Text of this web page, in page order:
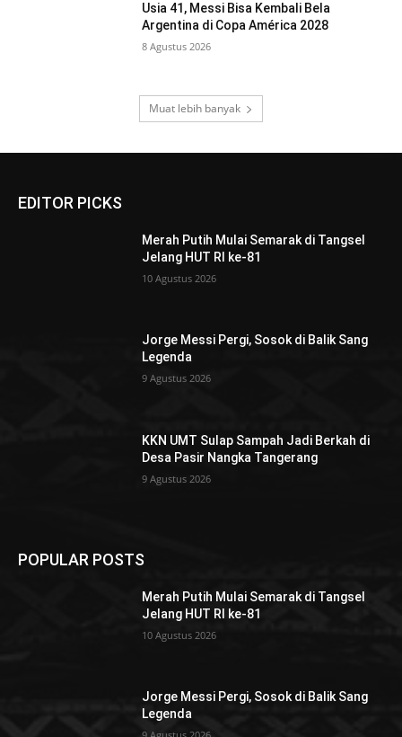
Usia 41, Messi Bisa Kembali Bela
Argentina di Copa América 2028
8 Agustus 2026
Muat lebih banyak
EDITOR PICKS
Merah Putih Mulai Semarak di Tangsel
Jelang HUT RI ke-81
10 Agustus 2026
Jorge Messi Pergi, Sosok di Balik Sang
Legenda
9 Agustus 2026
KKN UMT Sulap Sampah Jadi Berkah di
Desa Pasir Nangka Tangerang
9 Agustus 2026
POPULAR POSTS
Merah Putih Mulai Semarak di Tangsel
Jelang HUT RI ke-81
10 Agustus 2026
Jorge Messi Pergi, Sosok di Balik Sang
Legenda